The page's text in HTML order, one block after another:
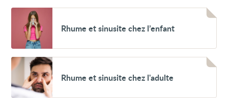
Voir
Rhume
sinusite
chez
Rhume et sinusite chez l’enfant
Voir
Rhume
sinusite
chez
Rhume et sinusite chez l'adulte